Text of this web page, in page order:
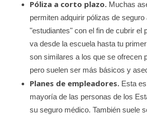
Póliza a corto plazo. Muchas
permiten adquirir pólizas de
"estudiantes" con el fin de cubrir el
va desde la escuela hasta tu
son similares a los que se ofrecen
pero suelen ser más básicos y
Planes de empleadores. Esta
mayoría de las personas de los
su seguro médico. También suele